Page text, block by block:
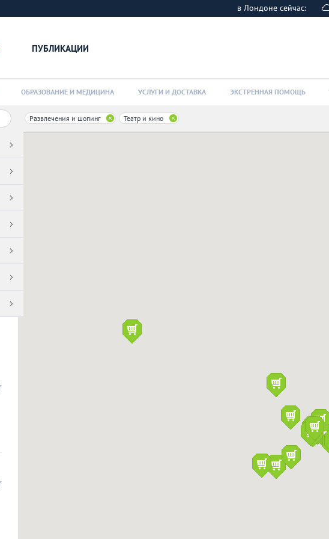
в Лондоне сейчас:
ПУБЛИКАЦИИ
ОБРАЗОВАНИЕ И МЕДИЦИНА УСЛУГИ И ДОСТАВКА ЭКСТРЕННАЯ ПОМОЩЬ
Развлечения и шопинг Театр и кино